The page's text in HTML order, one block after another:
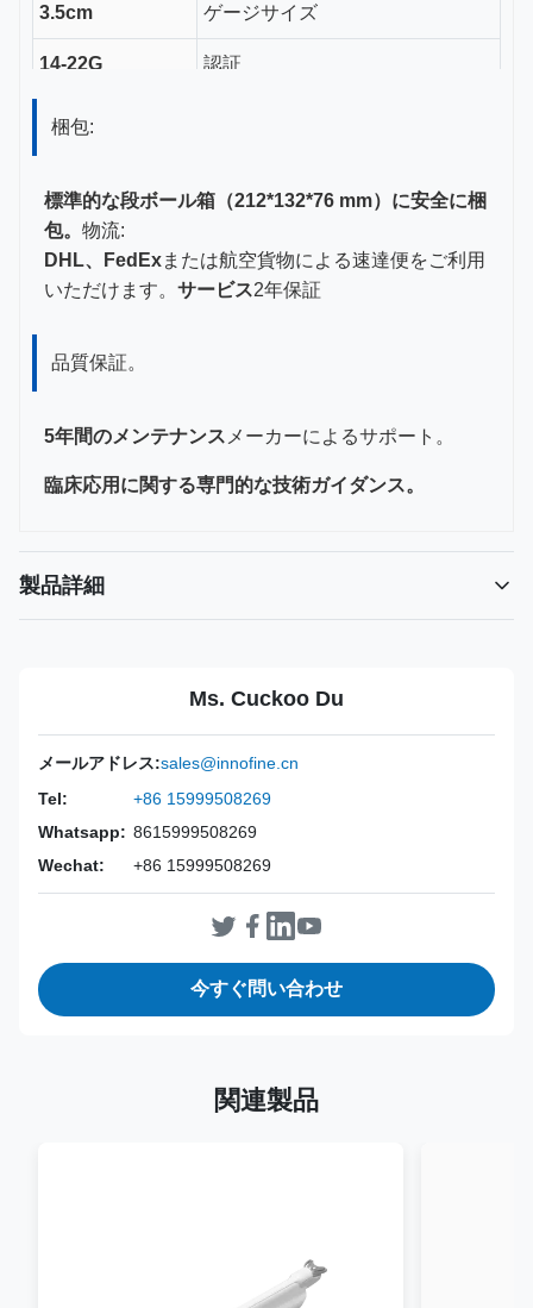
3.5cm ゲージサイズ
14-22G 認証
CE, ISO 13485,
梱包:
標準的な段ボール箱（212*132*76 mm）に安全に梱
包。 物流:
DHL、FedExまたは航空貨物による速達便をご利用
いただけます。 サービス2年保証
品質保証。
5年間のメンテナンス メーカーによるサポート。
臨床応用に関する専門的な技術ガイダンス。
製品詳細
Method:
Ms. Cuckoo Du
メールアドレス:sales@innofine.cn
Tel:
+86 15999508269
Whatsapp: 8615999508269
Wechat:
+86 15999508269
今すぐ問い合わせ
関連製品